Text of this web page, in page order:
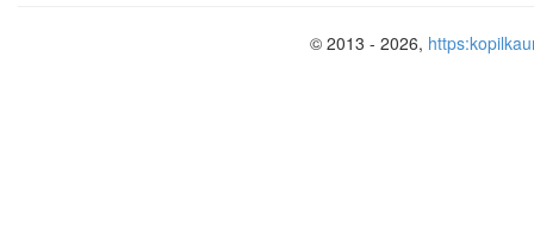
© 2013 - 2026,